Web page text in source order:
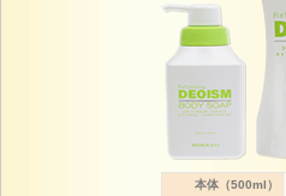
本体（500ml）